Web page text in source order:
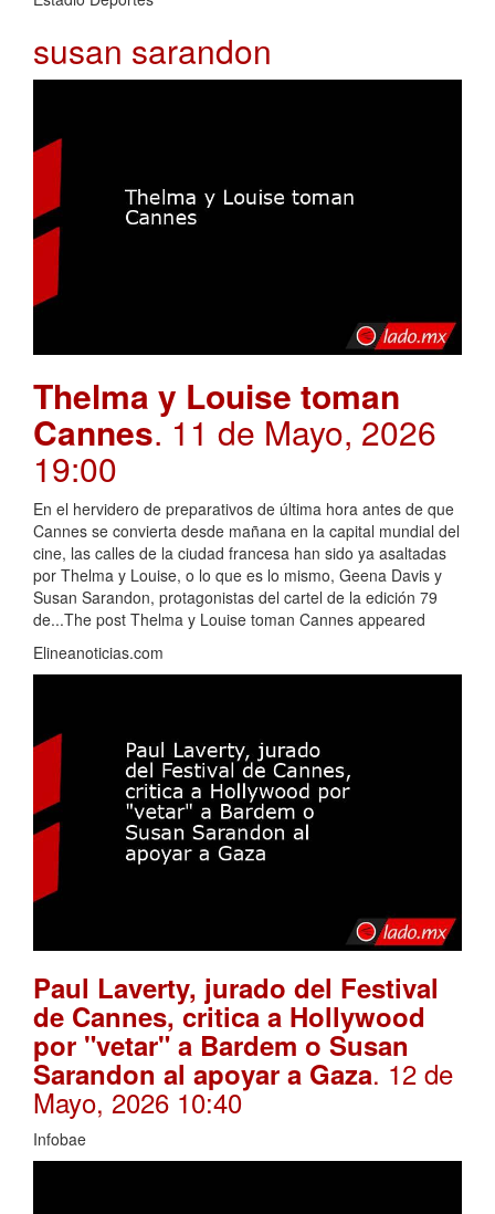
susan sarandon
Thelma y Louise toman
Cannes. 11 de Mayo, 2026
19:00
En el hervidero de preparativos de última hora antes de que
Cannes se convierta desde mañana en la capital mundial del
cine, las calles de la ciudad francesa han sido ya asaltadas
por Thelma y Louise, o lo que es lo mismo, Geena Davis y
Susan Sarandon, protagonistas del cartel de la edición 79
de...The post Thelma y Louise toman Cannes appeared
Elineanoticias.com
Paul Laverty, jurado del Festival
de Cannes, critica a Hollywood
por "vetar" a Bardem o Susan
Sarandon al apoyar a Gaza. 12 de
Mayo, 2026 10:40
Infobae